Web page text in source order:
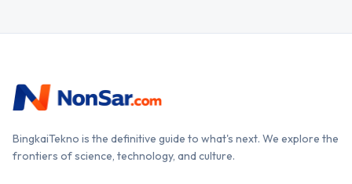
BingkaiTekno is the definitive guide to what's next. We explore the
frontiers of science, technology, and culture.